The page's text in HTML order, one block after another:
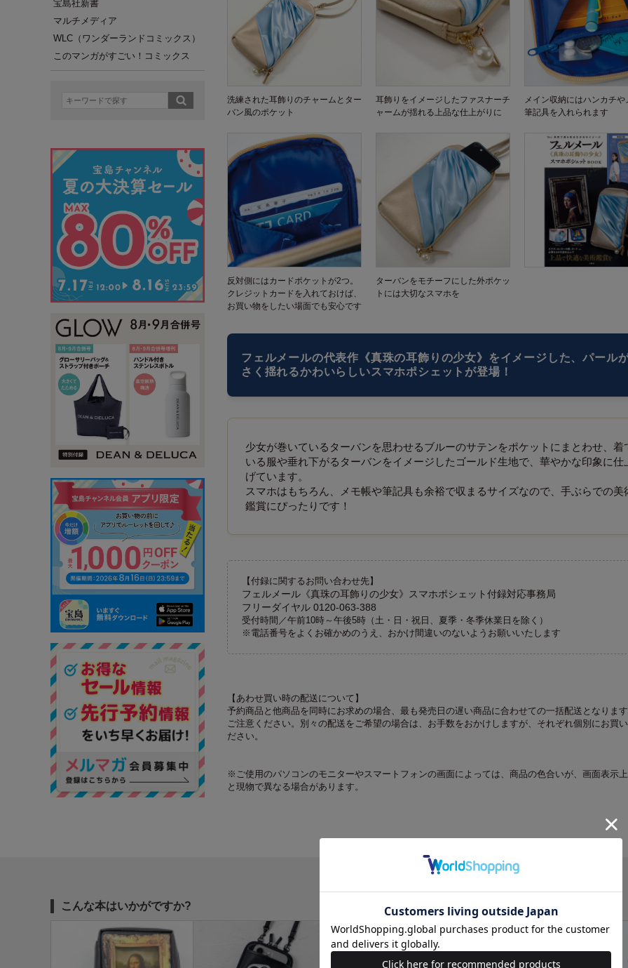
宝島社新書
マルチメディア
WLC（ワンダーランドコミックス）
このマンガがすごい！コミックス
洗練された耳飾りのチャームとター
バン風のポケット
耳飾りをイメージしたファスナーチ
ャームが揺れる上品な仕上がりに
メイン収納にはハンカチや
筆記具を入れられます
反対側にはカードポケットが2つ。
クレジットカードを入れておけば、
お買い物をしたい場面でも安心です
ターバンをモチーフにした外ポケッ
トには大切なスマホを
フェルメールの代表作《真珠の耳飾りの少女》をイメージした、パール
さく揺れるかわいらしいスマホポシェットが登場！
少女が巻いているターバンを思わせるブルーのサテンをポケットにまとわせ、着
いる服や垂れ下がるターバンをイメージしたゴールド生地で、華やかな印象に仕
げています。
スマホはもちろん、メモ帳や筆記具も余裕で収まるサイズなので、手ぶらでの美
鑑賞にぴったりです！
【付録に関するお問い合わせ先】
フェルメール《真珠の耳飾りの少女》スマホポシェット付録対応事務局
フリーダイヤル 0120-063-388
受付時間／午前10時～午後5時（土・日・祝日、夏季・冬季休業日を除く）
※電話番号をよくお確かめのうえ、おかけ間違いのないようお願いいたします
【あわせ買い時の配送について】
予約商品と他商品を同時にお求めの場合、最も発売日の遅い商品に合わせての一括配送となりま
ご注意ください。別々の配送をご希望の場合は、お手数をおかけしますが、それぞれ個別にお買
ださい。
※ご使用のパソコンのモニターやスマートフォンの画面によっては、商品の色合いが、画面表示
と現物で異なる場合があります。
こんな本はいかがですか?